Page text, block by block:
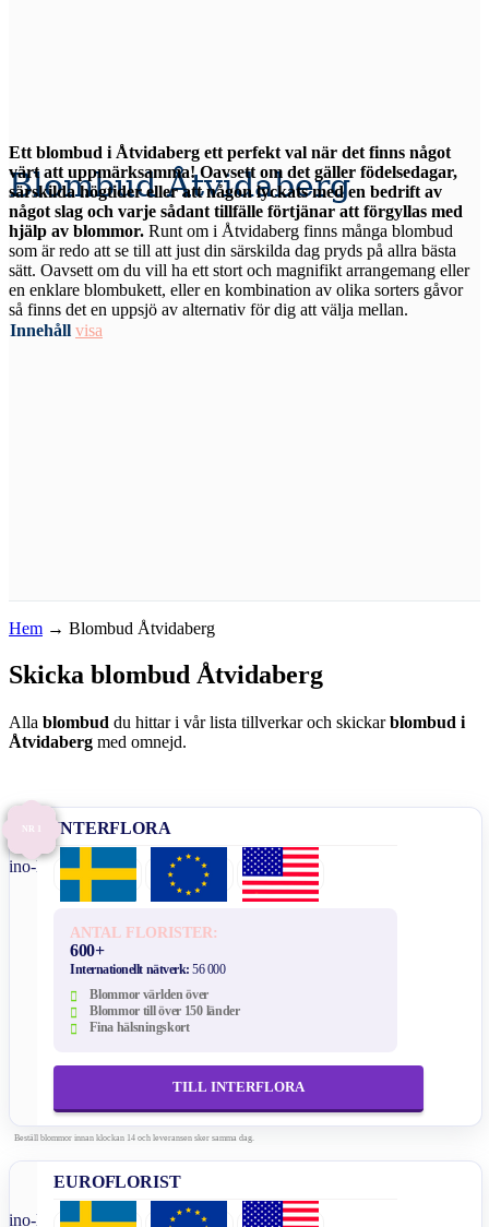
Blombud Åtvidaberg
Ett blombud i Åtvidaberg ett perfekt val när det finns något
värt att uppmärksamma! Oavsett om det gäller födelsedagar,
särskilda högtider eller att någon lyckats med en bedrift av
något slag och varje sådant tillfälle förtjänar att förgyllas med
hjälp av blommor.
som är redo att se till att just din särskilda dag pryds på allra bästa
sätt. Oavsett om du vill ha ett stort och magnifikt arrangemang eller
en enklare blombukett, eller en kombination av olika sorters gåvor
så finns det en uppsjö av alternativ för dig att välja mellan.
Innehåll visa
Hem → Blombud Åtvidaberg
Skicka blombud Åtvidaberg
Alla blombud du hittar i vår lista tillverkar och skickarblombud i
Åtvidaberg med omnejd.
NR 1 INTERFLORA
ANTAL FLORISTER:
600+
Internationellt nätverk:56 000
Blommor världen över
Blommor till över 150 länder
Fina hälsningskort
TILL INTERFLORA
Beställ blommor innan klockan 14 och leveransen sker samma dag.
EUROFLORIST